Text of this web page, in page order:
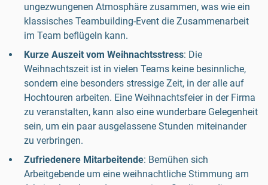
ungezwungenen Atmosphäre zusammen, was wie ein
klassisches Teambuilding-Event die Zusammenarbeit
im Team beflügeln kann.
Kurze Auszeit vom Weihnachtsstress: Die
Weihnachtszeit ist in vielen Teams keine besinnliche,
sondern eine besonders stressige Zeit, in der alle auf
Hochtouren arbeiten. Eine Weihnachtsfeier in der Firma
zu veranstalten, kann also eine wunderbare Gelegenheit
sein, um ein paar ausgelassene Stunden miteinander
zu verbringen.
Zufriedenere Mitarbeitende: Bemühen sich
Arbeitgebende um eine weihnachtliche Stimmung am